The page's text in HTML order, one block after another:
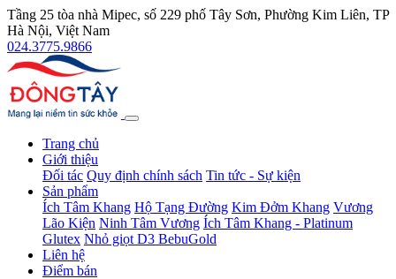
Tầng 25 tòa nhà Mipec, số 229 phố Tây Sơn, Phường Kim Liên, TP
Hà Nội, Việt Nam
024.3775.9866
Trang chủ
Giới thiệu
Đối tác Quy định chính sách Tin tức - Sự kiện
Sản phẩm
Ích Tâm Khang Hộ Tạng Đường Kim Đởm Khang Vương
Lão Kiện Ninh Tâm Vương Ích Tâm Khang - Platinum
Glutex Nhỏ giọt D3 BebuGold
Liên hệ
Điểm bán